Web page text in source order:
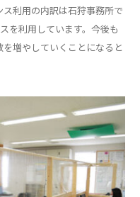
利用の内訳は石狩事務所で
を利用しています。今後も
増やしていくことになると